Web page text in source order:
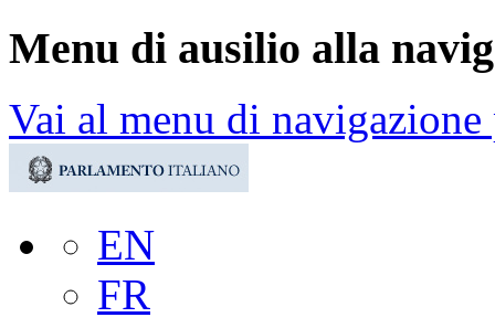
Menu di ausilio alla
Vai al menu di
EN
FR